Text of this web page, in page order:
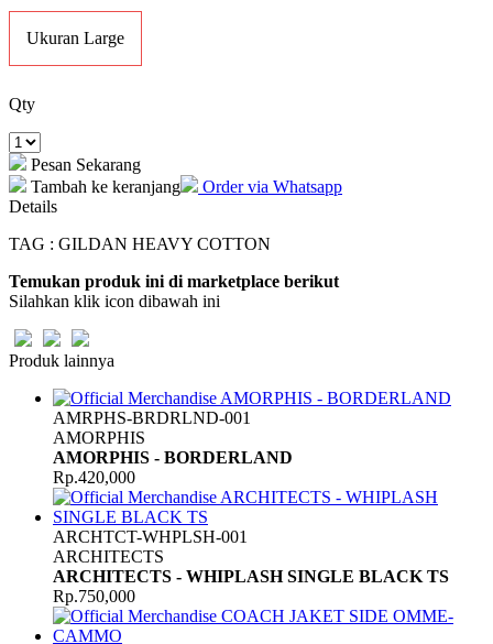
Ukuran Large
Qty
Pesan Sekarang
Tambah ke keranjang
Order via Whatsapp
Details
TAG : GILDAN HEAVY COTTON
Temukan produk ini di marketplace berikut
Silahkan klik icon dibawah ini
Produk lainnya
AMRPHS-BRDRLND-001
AMORPHIS
AMORPHIS - BORDERLAND
Rp.420,000
ARCHTCT-WHPLSH-001
ARCHITECTS
ARCHITECTS - WHIPLASH SINGLE BLACK TS
Rp.750,000